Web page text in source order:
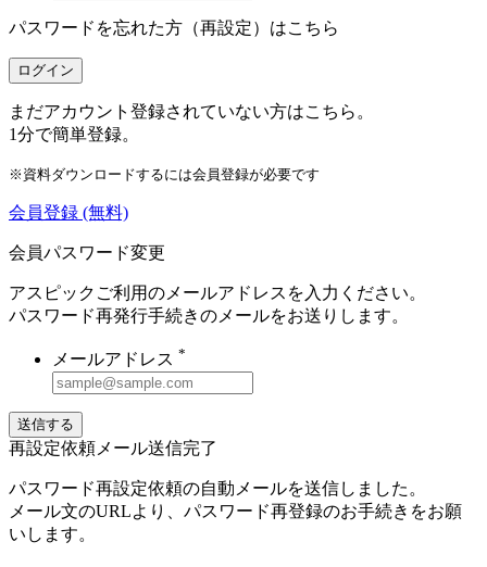
パスワードを忘れた方（再設定）はこちら
ログイン
まだアカウント登録されていない方はこちら。
1分で簡単登録。
※資料ダウンロードするには会員登録が必要です
会員登録 (無料)
会員パスワード変更
アスピックご利用のメールアドレスを入力ください。
パスワード再発行手続きのメールをお送りします。
メールアドレス *
送信する
再設定依頼メール送信完了
パスワード再設定依頼の自動メールを送信しました。
メール文のURLより、パスワード再登録のお手続きをお願
いします。